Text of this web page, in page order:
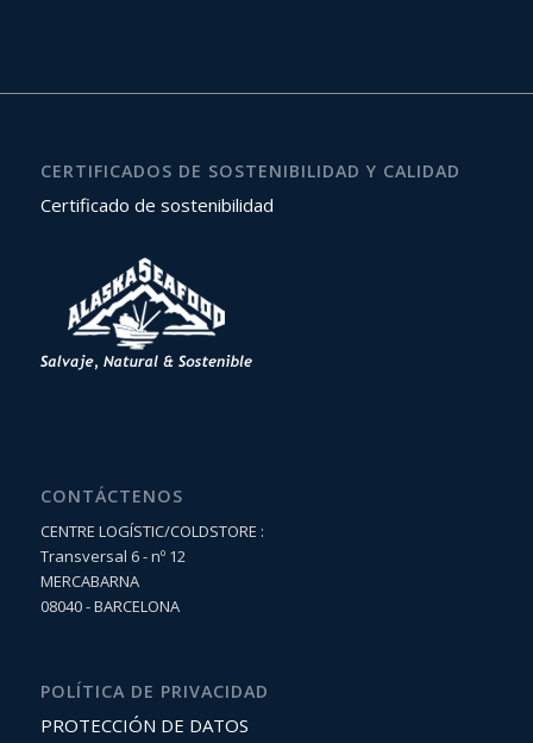
CERTIFICADOS DE SOSTENIBILIDAD Y CALIDAD
Certificado de sostenibilidad
CONTÁCTENOS
CENTRE LOGÍSTIC/COLDSTORE :
Transversal 6 - nº 12
MERCABARNA
08040 - BARCELONA
POLÍTICA DE PRIVACIDAD
PROTECCIÓN DE DATOS